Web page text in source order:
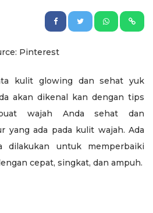
Pinterest
kulit glowing dan sehat yuk
akan dikenal kan dengan tips
wajah Anda sehat dan
yang ada pada kulit wajah. Ada
dilakukan untuk memperbaiki
cepat, singkat, dan ampuh.